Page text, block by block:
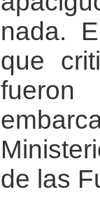
nada.
que
de las